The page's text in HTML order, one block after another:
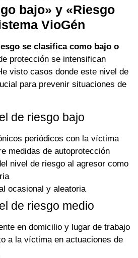
bajo» y «Riesgo
VioGén
se clasifica como bajo o
protección se intensifican
visto casos donde este nivel de
para prevenir situaciones de
de riesgo bajo
periódicos con la víctima
medidas de autoprotección
nivel de riesgo al agresor como
ocasional y aleatoria
de riesgo medio
en domicilio y lugar de trabajo
a la víctima en actuaciones de